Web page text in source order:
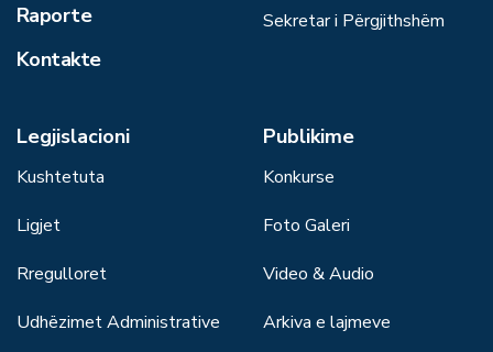
Raporte
Kontakte
Sekretar i Përgjithshëm
Legjislacioni
Kushtetuta
Ligjet
Rregulloret
Udhëzimet Administrative
Publikime
Konkurse
Foto Galeri
Video & Audio
Arkiva e lajmeve